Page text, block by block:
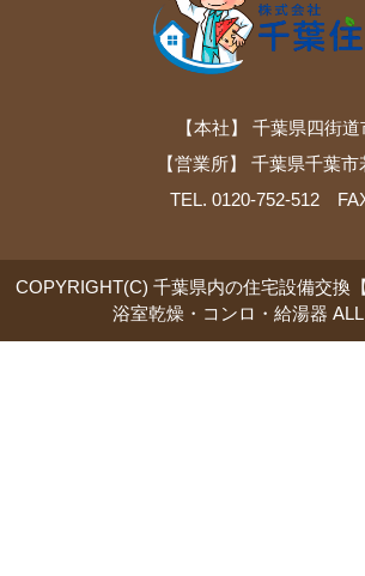
【本社】 千葉県四街
【営業所】 千葉県千葉
TEL. 0120-752-512
COPYRIGHT(C) 千葉県内の住宅設備交
浴室乾燥・コンロ・給湯器